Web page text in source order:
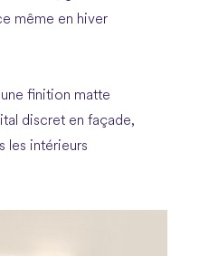
même en hiver
finition matte
discret en façade,
les intérieurs